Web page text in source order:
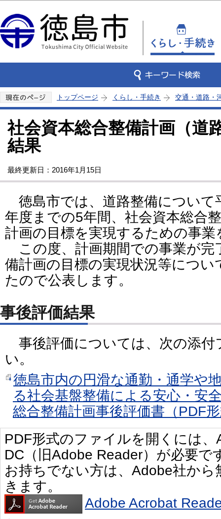
トップページ くらし・手続き 交通・道路・
社会資本総合整備計画（道
結果
最終更新日：2016年1月15日
徳島市では、道路整備について
年度までの5年間、社会資本総合
計画の目標を実現するための事
この度、計画期間での事業が完
備計画の目標の実現状況等につ
たので公表します。
事後評価結果
事後評価については、次の添付
い。
徳島市内の円滑な通勤・通学や
る社会基盤整備による安心・安
総合整備計画事後評価書（PDF
PDF形式のファイルを開くには
DC（旧Adobe Reader）が必要で
お持ちでない方は、Adobe社か
きます。
Adobe Acrobat